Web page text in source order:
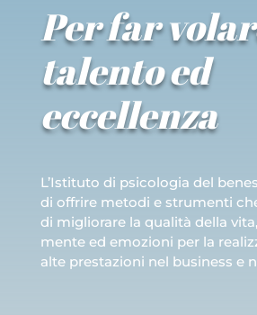
Per far
talento ed
eccellenza
L’Istituto di psicologia del
di offrire metodi e strumenti
di migliorare la qualità della
mente ed emozioni per la
alte prestazioni nel business e